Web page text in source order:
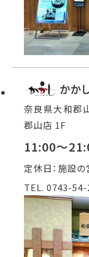
かか
奈良県大和郡
郡山店 1F
11:00～
定休日：施設
TEL. 0743-